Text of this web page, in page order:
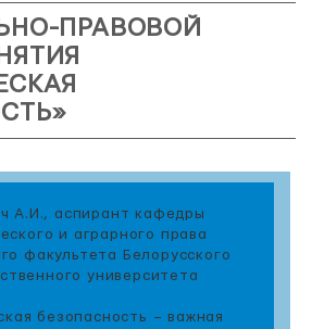
ПРАВОВОЙ
А.И., аспирант кафедры
и аграрного права
факультета Белорусского
университета
безопасность – важная